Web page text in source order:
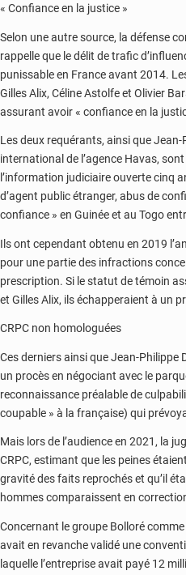
« Confiance en la justice »
Selon une autre source, la défense
rappelle que le délit de trafic
punissable en France avant 2014.
Gilles Alix, Céline Astolfe et Olivier
assurant avoir « confiance en la
Les deux requérants, ainsi que
international de l’agence Havas,
l’information judiciaire ouverte cinq
d’agent public étranger, abus de
confiance » en Guinée et au Togo
Ils ont cependant obtenu en 2019
pour une partie des infractions
prescription. Si le statut de témoin
et Gilles Alix, ils échapperaient à un
CRPC non homologuées
Ces derniers ainsi que Jean-Philippe
un procès en négociant avec le
reconnaissance préalable de
coupable » à la française) qui
Mais lors de l’audience en 2021, la
CRPC, estimant que les peines
gravité des faits reprochés et qu’il
hommes comparaissent en
Concernant le groupe Bolloré
avait en revanche validé une
laquelle l’entreprise avait payé 12